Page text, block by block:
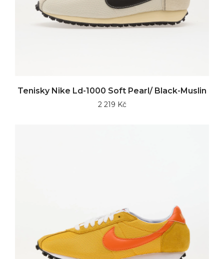
Tenisky Nike Ld-1000 Soft Pearl/ Black-Muslin
2 219 Kč